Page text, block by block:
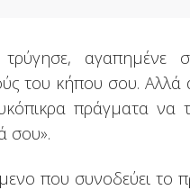
τρύγησε, αγαπημένε
του κήπου σου. Αλλά
πράγματα να
σου».
που συνοδεύει το